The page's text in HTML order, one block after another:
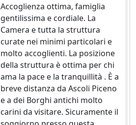
Accoglienza ottima, famiglia
gentilissima e cordiale. La
Camera e tutta la struttura
curate nei minimi particolari e
molto accoglienti. La posizione
della struttura è ottima per chi
ama la pace e la tranquillità . È a
breve distanza da Ascoli Piceno
e a dei Borghi antichi molto
carini da visitare. Sicuramente il